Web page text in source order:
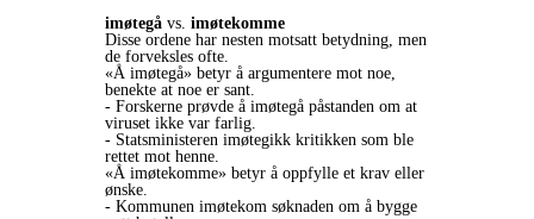
imøtegå vs. imøtekomme
Disse ordene har nesten motsatt betydning, men
de forveksles ofte.
«Å imøtegå» betyr å argumentere mot noe,
benekte at noe er sant.
- Forskerne prøvde å imøtegå påstanden om at
viruset ikke var farlig.
- Statsministeren imøtegikk kritikken som ble
rettet mot henne.
«Å imøtekomme» betyr å oppfylle et krav eller
ønske.
- Kommunen imøtekom søknaden om å bygge